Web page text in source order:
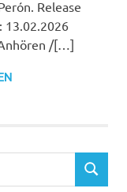
Release
13.02.2026
/[…]
SUCHEN